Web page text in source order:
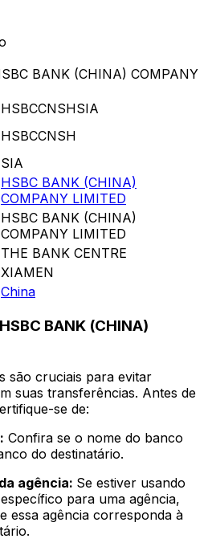
BANK (CHINA) COMPANY
HSBCCNSHSIA
HSBCCNSH
SIA
HSBC BANK (CHINA)
COMPANY LIMITED
HSBC BANK (CHINA)
COMPANY LIMITED
THE BANK CENTRE
XIAMEN
China
BANK (CHINA)
são cruciais para evitar
suas transferências. Antes de
se de:
Confira se o nome do banco
do destinatário.
agência: Se estiver usando
para uma agência,
essa agência corresponda à